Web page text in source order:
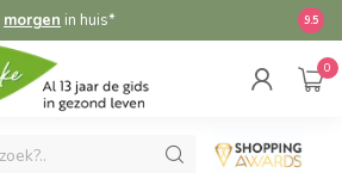
morgen in huis* 9.5
0